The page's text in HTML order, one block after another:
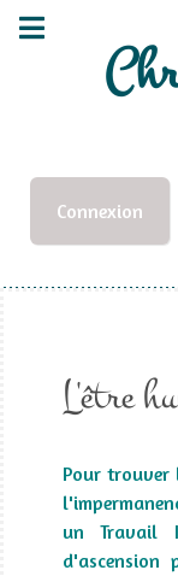
Connexion
L'être
Pour trouver
un Travail
d'ascension